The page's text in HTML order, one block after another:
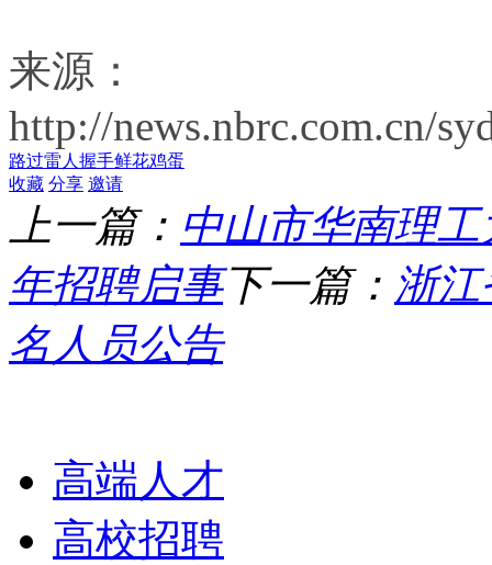
来源：
http://news.nbrc.com.cn/
路过雷人 握手鲜花鸡蛋
收藏 分享 邀请
上一篇： 中山市华南理
年招聘启事下一篇： 浙
名人员公告
高端人才
高校招聘